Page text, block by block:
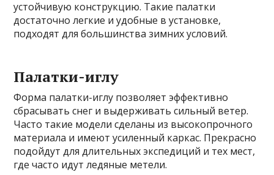
устойчивую конструкцию. Такие палатки
достаточно легкие и удобные в установке,
подходят для большинства зимних условий.
Палатки-иглу
Форма палатки-иглу позволяет эффективно
сбрасывать снег и выдерживать сильный ветер.
Часто такие модели сделаны из высокопрочного
материала и имеют усиленный каркас. Прекрасно
подойдут для длительных экспедиций и тех мест,
где часто идут ледяные метели.